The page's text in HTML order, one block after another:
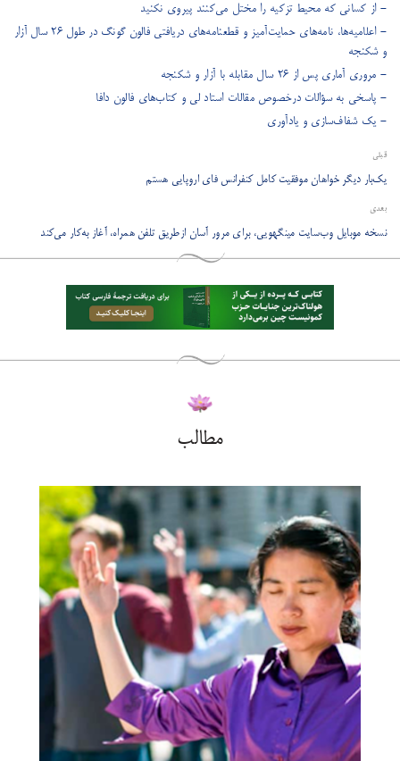
- از کسانی که محیط تزکیه را مختل می‌کنند پیروی نکنید
- اعلامیه‌ها، نامه‌های حمایت‌آمیز و قطعنامه‌های دریافتی فالون گونگ در طول ۲۶ سال آزار
و شکنجه
- مروری آماری پس از ۲۶ سال مقابله با آزار و شکنجه
- پاسخی به سؤالات درخصوص مقالات استاد لی و کتاب‌های فالون دافا
- یک شفاف‌سازی و یادآوری
قبلی
یک‌بار دیگر خواهان موفقیت کامل کنفرانس فای اروپایی هستم
بعدی
​نسخه موبایل وب‌‌سایت مینگهویی، برای مرور آسان ازطریق تلفن همراه، آغاز به‌کار می‌کند
مطالب